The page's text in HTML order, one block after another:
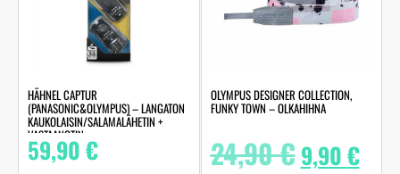
HÄHNEL CAPTUR
(PANASONIC&OLYMPUS) – LANGATON
KAUKOLAISIN/SALAMALÄHETIN +
VASTAANOTIN
59,90€
OLYMPUS DESIGNER COLLECTION,
FUNKY TOWN – OLKAHIHNA
24,90€ 9,90€